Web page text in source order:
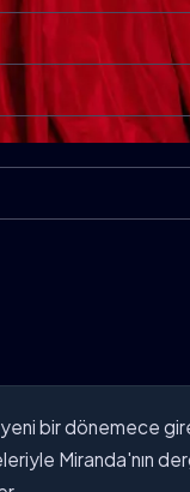
bir dönemece
Miranda'nın